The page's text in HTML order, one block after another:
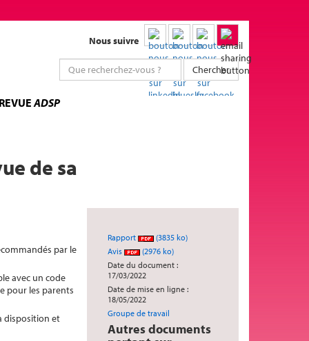
Nous suivre
Chercher
ADSP
de sa
Rapport
(3835 ko)
Avis
(2976 ko)
Date du document :
17/03/2022
Date de mise en ligne :
18/05/2022
Groupe de travail
Autres documents
par le
avec un code
pour les parents
disposition et